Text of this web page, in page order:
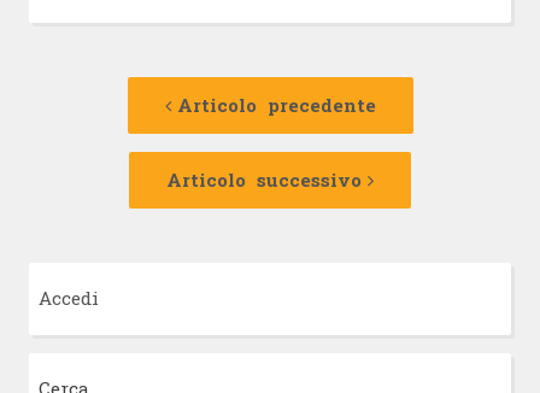
Navigazione
Articolo precedente
Articolo
Articolo successivo
Articolo
Accedi